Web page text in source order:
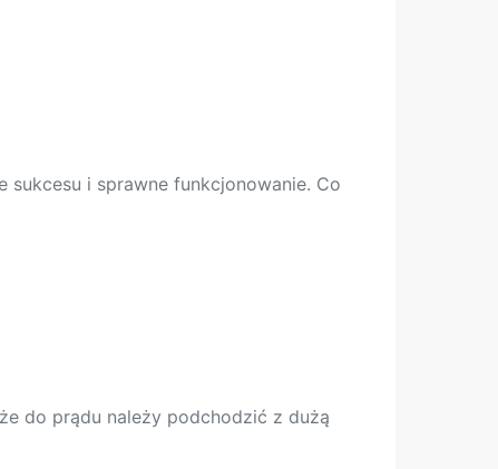
i sprawne funkcjonowanie. Co
do prądu należy podchodzić z dużą